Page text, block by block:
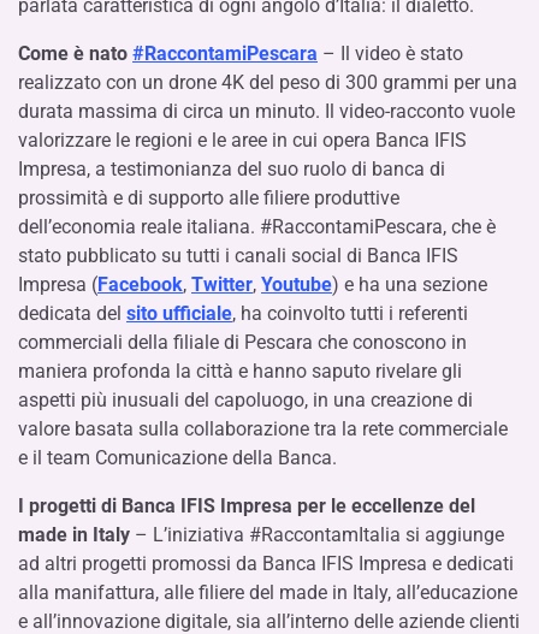
parlata caratteristica di ogni angolo d’Italia: il dialetto.
Come è nato #RaccontamiPescara – Il video è stato
realizzato con un drone 4K del peso di 300 grammi per una
durata massima di circa un minuto. Il video-racconto vuole
valorizzare le regioni e le aree in cui opera Banca IFIS
Impresa, a testimonianza del suo ruolo di banca di
prossimità e di supporto alle filiere produttive
dell’economia reale italiana. #RaccontamiPescara, che è
stato pubblicato su tutti i canali social di Banca IFIS
Impresa (Facebook, Twitter, Youtube) e ha una sezione
dedicata del sito ufficiale, ha coinvolto tutti i referenti
commerciali della filiale di Pescara che conoscono in
maniera profonda la città e hanno saputo rivelare gli
aspetti più inusuali del capoluogo, in una creazione di
valore basata sulla collaborazione tra la rete commerciale
e il team Comunicazione della Banca.
I progetti di Banca IFIS Impresa per le eccellenze del
made in Italy – L’iniziativa #RaccontamItalia si aggiunge
ad altri progetti promossi da Banca IFIS Impresa e dedicati
alla manifattura, alle filiere del made in Italy, all’educazione
e all’innovazione digitale, sia all’interno delle aziende clienti